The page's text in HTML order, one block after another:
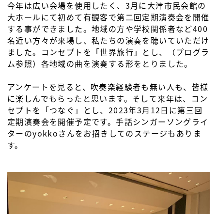
今年は広い会場を使用したく、3月に大津市民会館の
大ホールにて初めて有観客で第二回定期演奏会を開催
する事ができました。地域の方や学校関係者など400
名近い方々が来場し、私たちの演奏を聴いていただけ
ました。コンセプトを「世界旅行」とし、（プログラ
ム参照）各地域の曲を演奏する形をとりました。
アンケートを見ると、吹奏楽経験者も無い人も、皆様
に楽しんでもらったと思います。そして来年は、コン
セプトを「つなぐ」とし、2023年3月12日に第三回
定期演奏会を開催予定です。手話シンガーソングライ
ターのyokkoさんをお招きしてのステージもありま
す。